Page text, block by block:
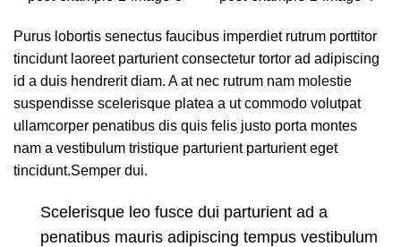
Purus lobortis senectus faucibus imperdiet rutrum porttitor
tincidunt laoreet parturient consectetur tortor ad adipiscing
id a duis hendrerit diam. A at nec rutrum nam molestie
suspendisse scelerisque platea a ut commodo volutpat
ullamcorper penatibus dis quis felis justo porta montes
nam a vestibulum tristique parturient parturient eget
tincidunt.Semper dui.
Scelerisque leo fusce dui parturient ad a
penatibus mauris adipiscing tempus vestibulum